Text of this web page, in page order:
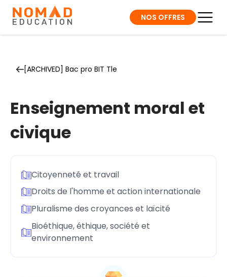
NOS OFFRES
[ARCHIVED] Bac pro BIT Tle
Enseignement moral et
civique
Citoyenneté et travail
Droits de l'homme et action internationale
Pluralisme des croyances et laïcité
Bioéthique, éthique, société et
environnement